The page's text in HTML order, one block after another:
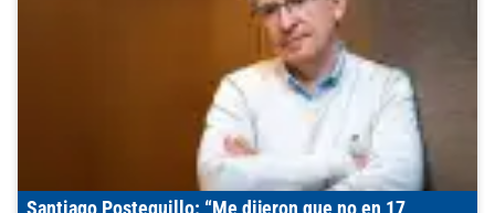
Santiago Posteguillo: “Me dijeron que no en 17